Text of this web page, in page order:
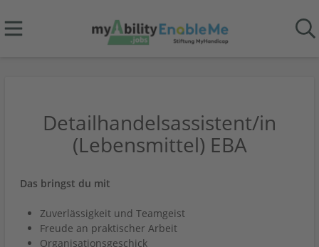
Detailhandelsassistent/in
(Lebensmittel) EBA
Das bringst du mit
Zuverlässigkeit und Teamgeist
Freude an praktischer Arbeit
Organisationsgeschick